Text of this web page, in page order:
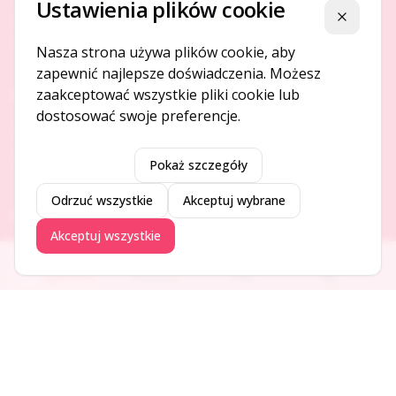
Platforma ogłoszeń i firm, która łączy ludzi i rozwija biznes
O NAS
DODAJ I PROMUJ
Dodaj ogłoszenie
Dodaj firmę
Ogłoszenia Aktualności Firmy Blog
Ustawienia plików cookie Zamknij
Nasza strona używa plików cookie, aby
zapewnić najlepsze doświadczenia. Możesz
zaakceptować wszystkie pliki cookie lub
dostosować swoje preferencje.
Pokaż szczegóły
Odrzuć wszystkie Akceptuj wybrane
Akceptuj wszystkie